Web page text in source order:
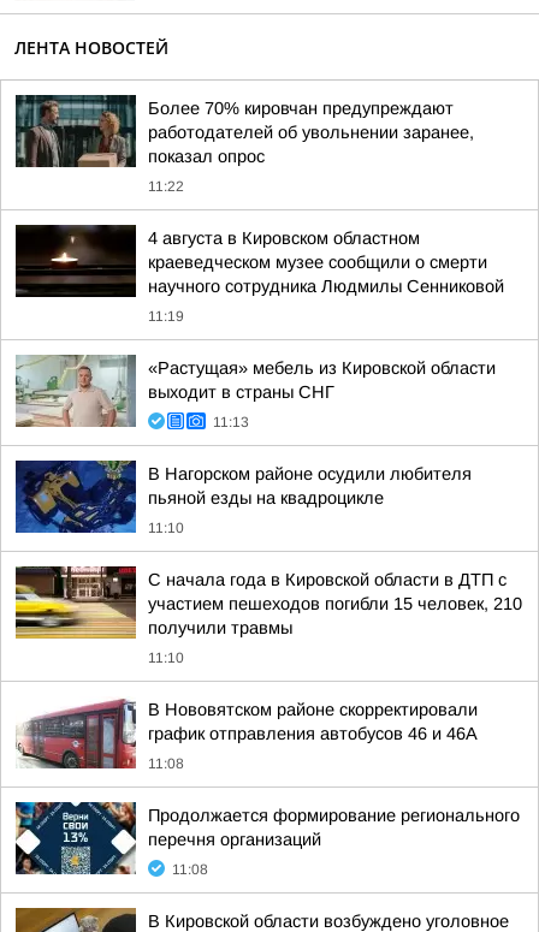
ЛЕНТА НОВОСТЕЙ
Более 70% кировчан предупреждают
работодателей об увольнении заранее,
показал опрос
11:22
4 августа в Кировском областном
краеведческом музее сообщили о смерти
научного сотрудника Людмилы Сенниковой
11:19
«Растущая» мебель из Кировской области
выходит в страны СНГ
11:13
В Нагорском районе осудили любителя
пьяной езды на квадроцикле
11:10
С начала года в Кировской области в ДТП с
участием пешеходов погибли 15 человек, 210
получили травмы
11:10
В Нововятском районе скорректировали
график отправления автобусов 46 и 46А
11:08
Продолжается формирование регионального
перечня организаций
11:08
В Кировской области возбуждено уголовное